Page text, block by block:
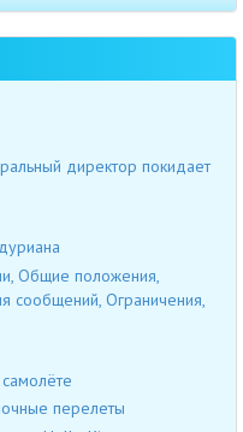
директор покидает
Общие положения,
сообщений, Ограничения,
перелеты